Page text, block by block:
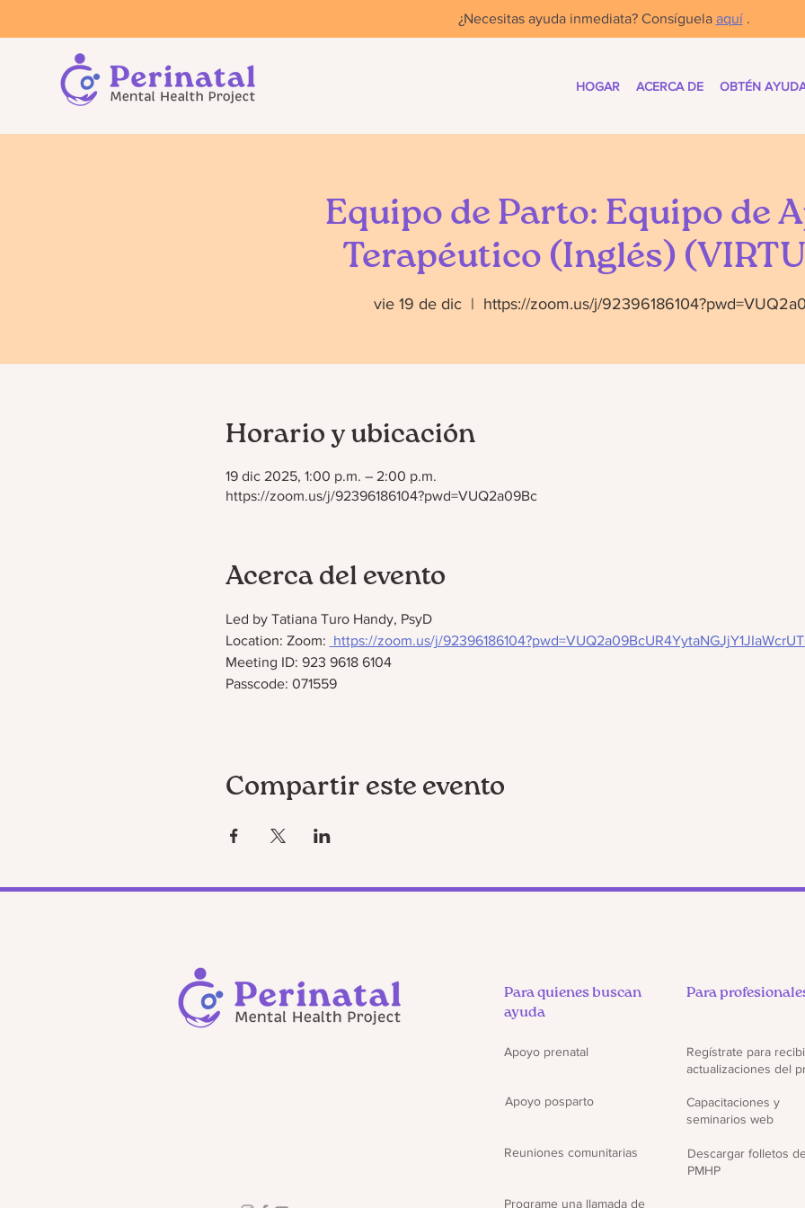
¿Necesitas ayuda inmediata? Consíguela aquí.
HOGAR ACERCA DE OBTÉN
Equipo de Parto: Equipo de
Terapéutico (Inglés)
vie 19 de dic
  |
https://zoom.us/j/
Horario y ubicación
19 dic 2025, 1:00 p.m. – 2:00 p.m.
https://zoom.us/j/92396186104?pwd=VUQ2a09Bc
Acerca del evento
Led by Tatiana Turo Handy, PsyD
Location: Zoom: https://zoom.us/j/
Meeting ID: 923 9618 6104
Passcode: 071559
Compartir este evento
Para quienes buscan
ayuda
Apoyo prenatal
Apoyo posparto
Reuniones comunitarias
Para
Regístrate para
actualizaciones del
Capacitaciones y
seminarios web
Descargar folletos
PMHP
Programe una llamada de